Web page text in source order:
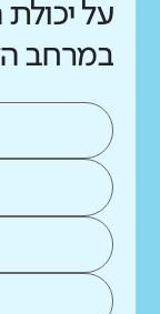
על
במרחב